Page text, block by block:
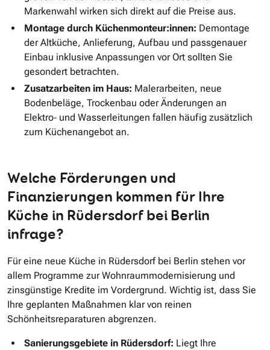
Markenwahl wirken sich direkt auf die Preise aus.
Montage durch Küchenmonteur:innen: Demontage
der Altküche, Anlieferung, Aufbau und passgenauer
Einbau inklusive Anpassungen vor Ort sollten Sie
gesondert betrachten.
Zusatzarbeiten im Haus: Malerarbeiten, neue
Bodenbeläge, Trockenbau oder Änderungen an
Elektro‑ und Wasserleitungen fallen häufig zusätzlich
zum Küchenangebot an.
Welche Förderungen und
Finanzierungen kommen für Ihre
Küche in Rüdersdorf bei Berlin
infrage?
Für eine neue Küche in Rüdersdorf bei Berlin stehen vor
allem Programme zur Wohnraummodernisierung und
zinsgünstige Kredite im Vordergrund. Wichtig ist, dass Sie
Ihre geplanten Maßnahmen klar von reinen
Schönheitsreparaturen abgrenzen.
Sanierungsgebiete in Rüdersdorf: Liegt Ihre